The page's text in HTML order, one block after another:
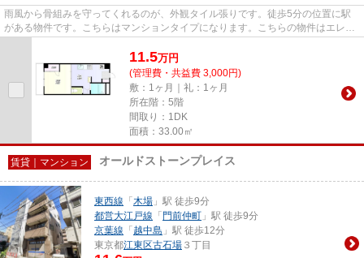
雨風から骨組みを守ってくれるのが、外観タイル張りです。徒歩5分の位置に駅
がある物件です。こちらはマンションタイプになります。こちらの物件はエレベ
11.5万円
(管理費・共益費 3,000円)
敷：1ヶ月｜礼：1ヶ月
所在階：5階
間取り：1DK
面積：33.00㎡
賃貸｜マンション オールドストーンプレイス
東西線 「 木場 」駅 徒歩9分
都営大江戸線 「 門前仲町 」駅 徒歩9分
京葉線 「 越中島 」駅 徒歩12分
東京都江東区古石場 ３丁目